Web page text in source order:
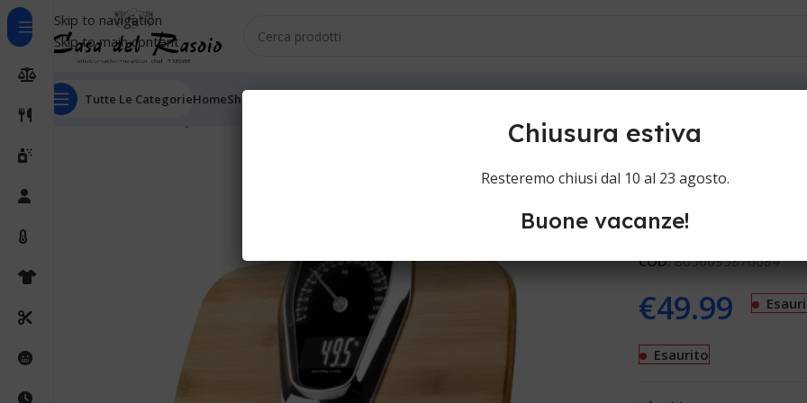
Skip to navigation
Skip to main content
Tutte Le CategorieHomeShop
Home
G3Ferrari
Pesapersone G3Ferrari
COD:8056095876084
€49.99
Esaurito
Chiusura estiva
Resteremo chiusi dal 10 al 23 agosto.
Buone vacanze!